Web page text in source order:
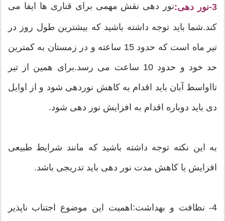
3-نور دهی: نور دهی نقش مهمی برای قناری ها ایفا می
کند.شما باید توجه داشته باشید که بیشترین طول روز در
تیر ماه است که حدود 15 ساعته و در زمستان به کمترین
حد خود و حدود 10 ساعت می رسد.برای همین از تیر
تااواسط آبان باید اقدام به کاهش نوردهی شود و از اوایل
دی باید دوباره اقدام به افزایش نور دهی شود.
به این نکته توجه داشته باشید که مانند شرایط طبیعی
افزایش یا کاهش مدت نور دهی باید تدریجی باشد.
4- نظافت و بهداشت:اهمیت این موضوع اجتناب ناپذیر